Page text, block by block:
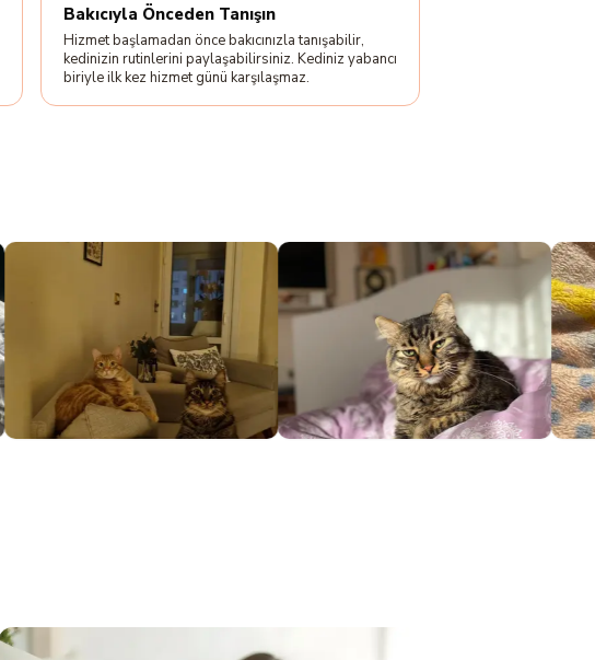
Bakıcıyla Önceden Tanışın
Hizmet başlamadan önce bakıcınızla tanışabilir,
kedinizin rutinlerini paylaşabilirsiniz. Kediniz yabancı
biriyle ilk kez hizmet günü karşılaşmaz.